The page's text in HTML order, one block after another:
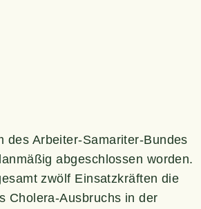
des Arbei­ter-Sama­ri­ter-Bun­des
abge­schlos­sen wor­den.
zwölf Ein­satz­kräf­ten die
Cho­le­ra-Aus­bruchs in der